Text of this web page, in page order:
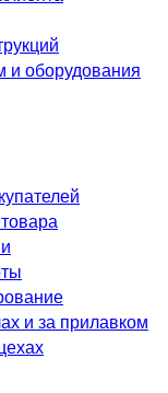
оборудования
и за прилавком